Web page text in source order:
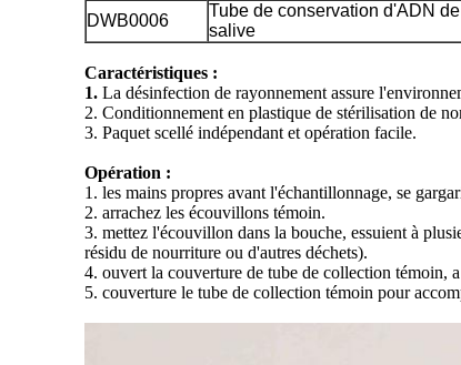
DWB0006
Tube de conservation d'ADN de
salive
Caractéristiques :
1. La désinfection de rayonnement assure
2. Conditionnement en plastique de stérilisation de
3. Paquet scellé indépendant et opération facile.
Opération :
1. les mains propres avant l'échantillonnage, se
2. arrachez les écouvillons témoin.
3. mettez l'écouvillon dans la bouche, essuient à
résidu de nourriture ou d'autres déchets).
4. ouvert la couverture de tube de collection témoin,
5. couverture le tube de collection témoin pour